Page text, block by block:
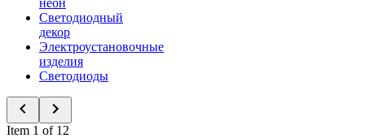
неон
Светодиодный
декор
Электроустановочные
изделия
Светодиоды
Item 1 of 12